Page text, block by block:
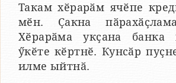
Такам хӗрарӑм ячӗпе
мӗн. Ҫакна
Хӗрарӑма укҫана банка
ӳкӗте кӗртнӗ. Кунсӑр
илме ыйтнӑ.